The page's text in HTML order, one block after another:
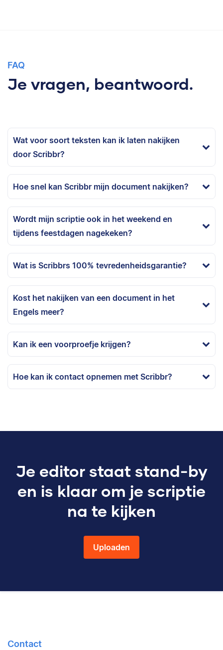
FAQ
Je vragen, beantwoord.
Wat voor soort teksten kan ik laten nakijken
door Scribbr?
Hoe snel kan Scribbr mijn document nakijken?
Wordt mijn scriptie ook in het weekend en
tijdens feestdagen nagekeken?
Wat is Scribbrs 100% tevredenheidsgarantie?
Kost het nakijken van een document in het
Engels meer?
Kan ik een voorproefje krijgen?
Hoe kan ik contact opnemen met Scribbr?
Je editor staat stand-by
en is klaar om je scriptie
na te kijken
Uploaden
Contact